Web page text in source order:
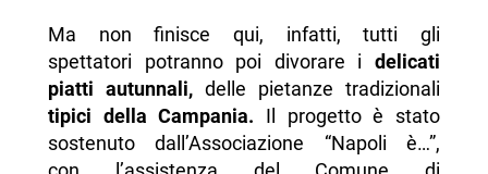
Ma non finisce qui, infatti, tutti gli
spettatori potranno poi divorare idelicati
piatti autunnali,delle pietanze tradizionali
tipici della Campania. Il progetto è stato
sostenuto dall’Associazione “Napoli è…”,